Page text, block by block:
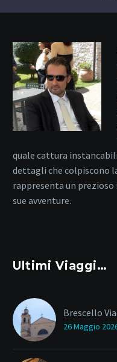
quale cattura
dettagli che colpiscono
rappresenta un
sue avventure.
Ultimi Viaggi…
Brescello
26 Maggio